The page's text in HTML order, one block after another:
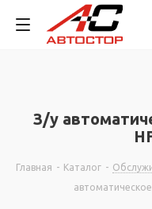
З/у
Главная - Каталог -